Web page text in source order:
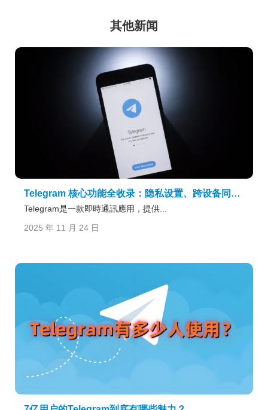
其他新闻
Telegram 核心功能全收录：隐私设置、跨设备同步与高级交互方式全面解析
Telegram是一款即時通訊應用，提供...
2025 年 11 月 24 日